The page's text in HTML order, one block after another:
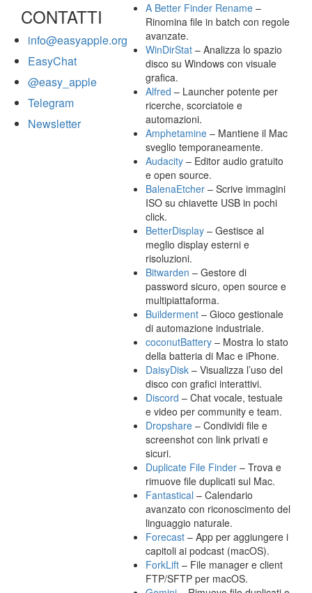
CONTATTI
info@easyapple.org
EasyChat
@easy_apple
Telegram
Newsletter
A Better Finder Rename –
Rinomina file in batch con regole
avanzate.
WinDirStat – Analizza lo spazio
disco su Windows con visuale
grafica.
Alfred – Launcher potente per
ricerche, scorciatoie e
automazioni.
Amphetamine – Mantiene il Mac
sveglio temporaneamente.
Audacity – Editor audio gratuito
e open source.
BalenaEtcher – Scrive immagini
ISO su chiavette USB in pochi
click.
BetterDisplay – Gestisce al
meglio display esterni e
risoluzioni.
Bitwarden – Gestore di
password sicuro, open source e
multipiattaforma.
Builderment – Gioco gestionale
di automazione industriale.
coconutBattery – Mostra lo stato
della batteria di Mac e iPhone.
DaisyDisk – Visualizza l’uso del
disco con grafici interattivi.
Discord – Chat vocale, testuale
e video per community e team.
Dropshare – Condividi file e
screenshot con link privati e
sicuri.
Duplicate File Finder – Trova e
rimuove file duplicati sul Mac.
Fantastical – Calendario
avanzato con riconoscimento del
linguaggio naturale.
Forecast – App per aggiungere i
capitoli ai podcast (macOS).
ForkLift – File manager e client
FTP/SFTP per macOS.